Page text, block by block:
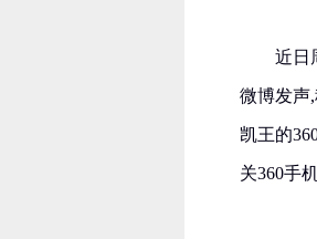
近日
微博发声
凯王的
关360手